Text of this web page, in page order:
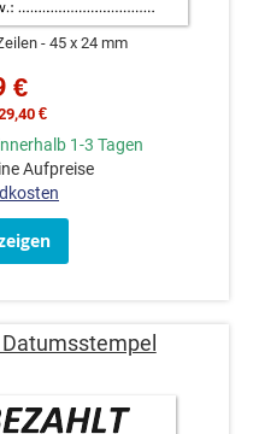
45 x 24 mm
€
€
1-3 Tagen
Aufpreise